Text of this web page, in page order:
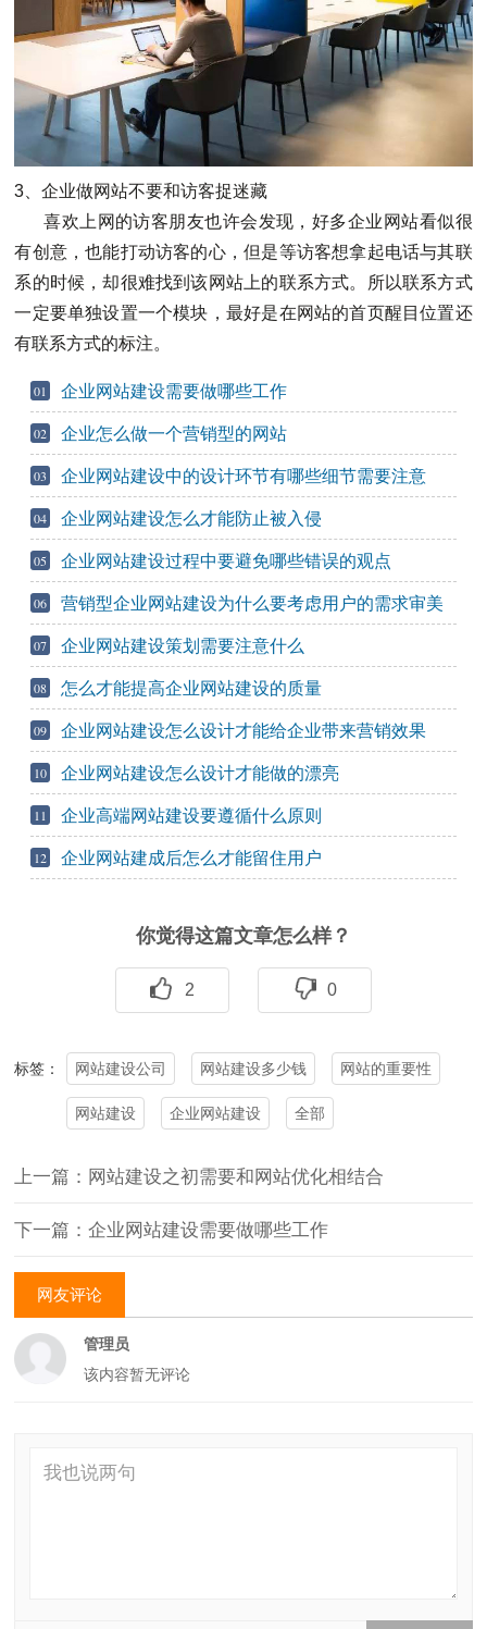
3、企业做网站不要和访客捉迷藏
喜欢上网的访客朋友也许会发现，好多企业网站看似很
有创意，也能打动访客的心，但是等访客想拿起电话与其联
系的时候，却很难找到该网站上的联系方式。所以联系方式
一定要单独设置一个模块，最好是在网站的首页醒目位置还
有联系方式的标注。
01 企业网站建设需要做哪些工作
02 企业怎么做一个营销型的网站
03 企业网站建设中的设计环节有哪些细节需要注意
04 企业网站建设怎么才能防止被入侵
05 企业网站建设过程中要避免哪些错误的观点
06 营销型企业网站建设为什么要考虑用户的需求审美
07 企业网站建设策划需要注意什么
08 怎么才能提高企业网站建设的质量
09 企业网站建设怎么设计才能给企业带来营销效果
10 企业网站建设怎么设计才能做的漂亮
11 企业高端网站建设要遵循什么原则
12 企业网站建成后怎么才能留住用户
你觉得这篇文章怎么样？
2 0
标签： 网站建设公司 网站建设多少钱 网站的重要性
网站建设 企业网站建设 全部
上一篇：网站建设之初需要和网站优化相结合
下一篇：企业网站建设需要做哪些工作
网友评论
管理员
该内容暂无评论